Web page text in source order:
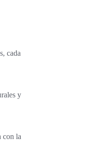
cada
y
con la